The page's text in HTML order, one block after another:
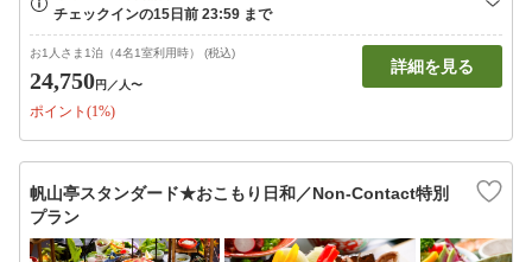
お1人さま1泊（4名1室利用時） (税込)
24,750円 ／人〜
ポイント(1%)
詳細を見る
帆山亭スタンダード★おこもり日和／Non-Contact特別
プラン